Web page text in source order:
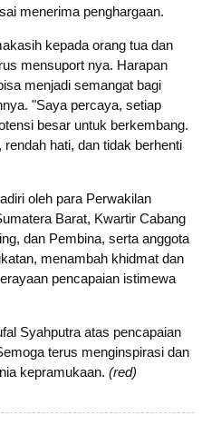
menerima penghargaan.
kepada orang tua dan
mensuport nya. Harapan
menjadi semangat bagi
"Saya percaya, setiap
besar untuk berkembang.
hati, dan tidak berhenti
oleh para Perwakilan
Barat, Kwartir Cabang
dan Pembina, serta anggota
menambah khidmat dan
pencapaian istimewa
Syahputra atas pencapaian
terus menginspirasi dan
kepramukaan. (red)